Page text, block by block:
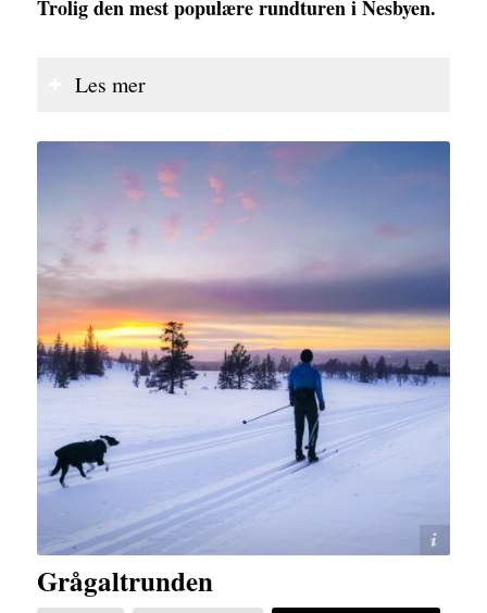
Trolig den mest populære rundturen i Nesbyen.
Les mer
Grågaltrunden